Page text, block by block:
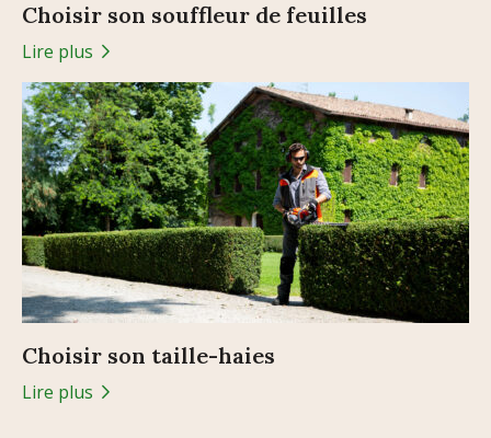
Choisir son souffleur de feuilles
Lire plus
Choisir son taille-haies
Lire plus